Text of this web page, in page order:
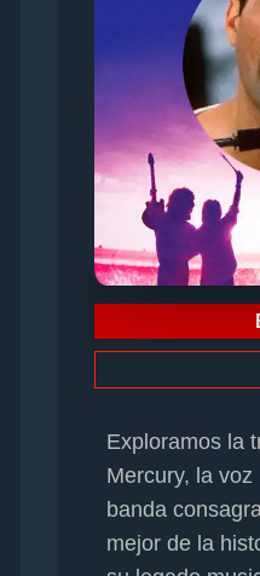
Exploramos la
Mercury, la
banda
mejor de la